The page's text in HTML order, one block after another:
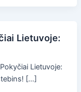
Lietuvoje:
Lietuvoje:
[…]